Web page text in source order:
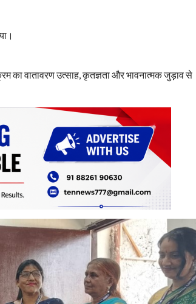
का वातावरण उत्साह, कृतज्ञता और भावनात्मक जुड़ाव से